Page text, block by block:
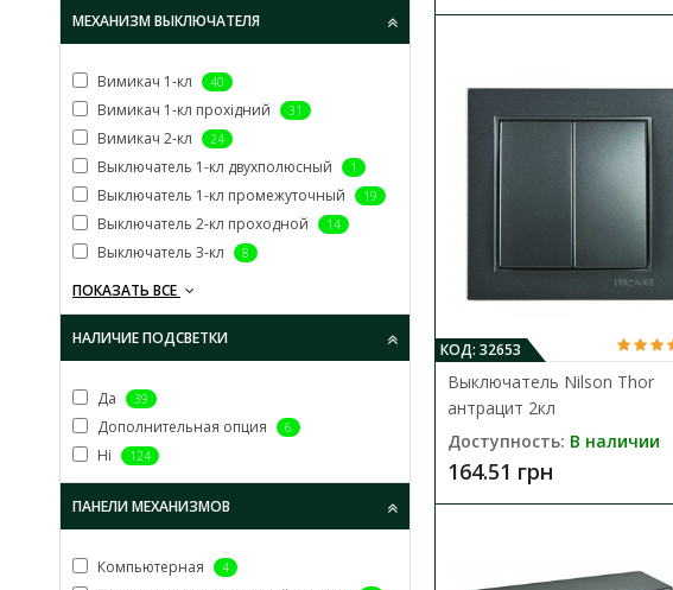
МЕХАНИЗМ ВЫКЛЮЧАТЕЛЯ
Вимикач 1-кл 40
Вимикач 1-кл прохідний 31
Вимикач 2-кл 24
Выключатель 1-кл двухполюсный 1
Выключатель 1-кл промежуточный 19
Выключатель 2-кл проходной 14
Выключатель 3-кл 8
ПОКАЗАТЬ ВСЕ
НАЛИЧИЕ ПОДСВЕТКИ
Да 39
Дополнительная опция 6
Ні 124
ПАНЕЛИ МЕХАНИЗМОВ
Компьютерная 4
КОД: 32653
Выключатель Nilson Thor
антрацит 2кл
Доступность: В наличии
164.51 грн